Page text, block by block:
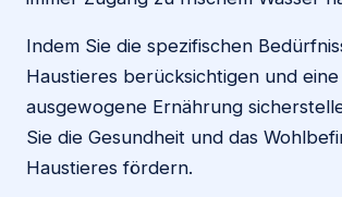
Indem Sie die spezifischen
Haustieres berücksichtigen und eine
ausgewogene Ernährung
Sie die Gesundheit und das
Haustieres fördern.